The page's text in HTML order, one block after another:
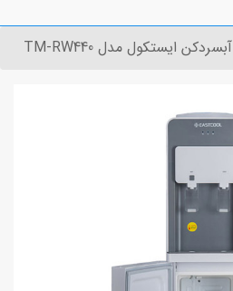
آبسردکن ایستکول مدل TM-RW440